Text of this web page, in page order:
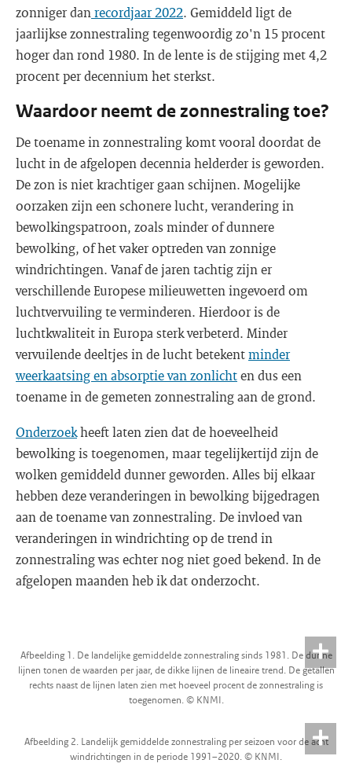
zonniger dan recordjaar 2022. Gemiddeld ligt de
jaarlijkse zonnestraling tegenwoordig zo'n 15 procent
hoger dan rond 1980. In de lente is de stijging met 4,2
procent per decennium het sterkst.
Waardoor neemt de zonnestraling toe?
De toename in zonnestraling komt vooral doordat de
lucht in de afgelopen decennia helderder is geworden.
De zon is niet krachtiger gaan schijnen. Mogelijke
oorzaken zijn een schonere lucht, verandering in
bewolkingspatroon, zoals minder of dunnere
bewolking, of het vaker optreden van zonnige
windrichtingen. Vanaf de jaren tachtig zijn er
verschillende Europese milieuwetten ingevoerd om
luchtvervuiling te verminderen. Hierdoor is de
luchtkwaliteit in Europa sterk verbeterd. Minder
vervuilende deeltjes in de lucht betekentminder
weerkaatsing en absorptie van zonlichten dus een
toename in de gemeten zonnestraling aan de grond.
Onderzoekheeft laten zien dat de hoeveelheid
bewolking is toegenomen, maar tegelijkertijd zijn de
wolken gemiddeld dunner geworden. Alles bij elkaar
hebben deze veranderingen in bewolking bijgedragen
aan de toename van zonnestraling. De invloed van
veranderingen in windrichting op de trend in
zonnestraling was echter nog niet goed bekend. In de
afgelopen maanden heb ik dat onderzocht.
Afbeelding 1. De landelijke gemiddelde zonnestraling sinds 1981. De dunne
lijnen tonen de waarden per jaar, de dikke lijnen de lineaire trend. De getallen
rechts naast de lijnen laten zien met hoeveel procent de zonnestraling is
toegenomen. © KNMI.
Afbeelding 2. Landelijk gemiddelde zonnestraling per seizoen voor de acht
windrichtingen in de periode 1991–2020. © KNMI.